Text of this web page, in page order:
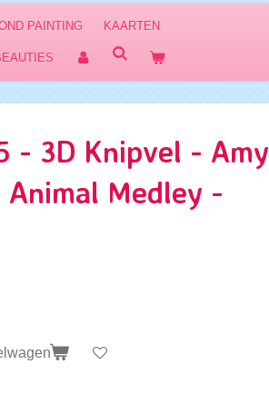
PAINTING KAARTEN
- 3D Knipvel - Amy
Animal Medley -